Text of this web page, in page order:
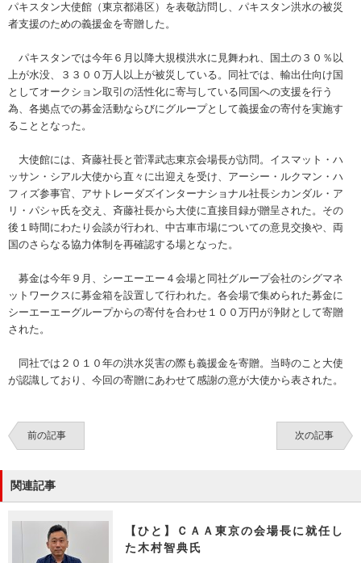
パキスタン大使館（東京都港区）を表敬訪問し、パキスタン洪水の被災
者支援のための義援金を寄贈した。
パキスタンでは今年６月以降大規模洪水に見舞われ、国土の３０％以
上が水没、３３００万人以上が被災している。同社では、輸出仕向け国
としてオークション取引の活性化に寄与している同国への支援を行う
為、各拠点での募金活動ならびにグループとして義援金の寄付を実施す
ることとなった。
大使館には、斉藤社長と菅澤武志東京会場長が訪問。イスマット・ハ
ッサン・シアル大使から直々に出迎えを受け、アーシー・ルクマン・ハ
フィズ参事官、アサトレーダズインターナショナル社長シカンダル・ア
リ・パシャ氏を交え、斉藤社長から大使に直接目録が贈呈された。その
後１時間にわたり会談が行われ、中古車市場についての意見交換や、両
国のさらなる協力体制を再確認する場となった。
募金は今年９月、シーエーエー４会場と同社グループ会社のシグマネ
ットワークスに募金箱を設置して行われた。各会場で集められた募金に
シーエーエーグループからの寄付を合わせ１００万円が浄財として寄贈
された。
同社では２０１０年の洪水災害の際も義援金を寄贈。当時のこと大使
が認識しており、今回の寄贈にあわせて感謝の意が大使から表された。
前の記事 次の記事
関連記事
【ひと】ＣＡＡ東京の会場長に就任し
た木村智典氏